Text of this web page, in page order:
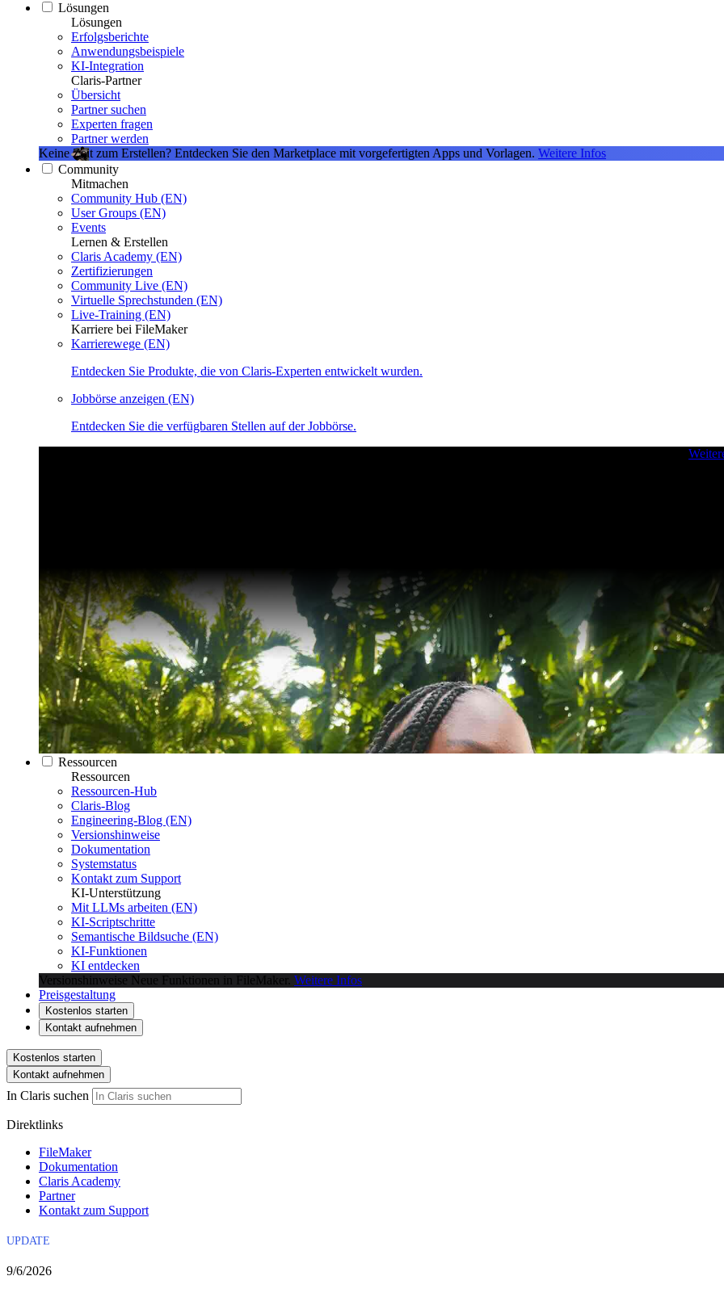
Lösungen
Lösungen
Erfolgsberichte
Anwendungsbeispiele
KI-Integration
Claris-Partner
Übersicht
Partner suchen
Experten fragen
Partner werden
Keine Zeit zum Erstellen? Entdecken Sie den Marketplace mit vorgefertigten Apps und Vorlagen. Weitere Infos
Community
Mitmachen
Community Hub (EN)
User Groups (EN)
Events
Lernen & Erstellen
Claris Academy (EN)
Zertifizierungen
Community Live (EN)
Virtuelle Sprechstunden (EN)
Live-Training (EN)
Karriere bei FileMaker
Karrierewege (EN)
Entdecken Sie Produkte, die von Claris-Experten entwickelt wurden.
Jobbörse anzeigen (EN)
Entdecken Sie die verfügbaren Stellen auf der Jobbörse.
Ressourcen
Ressourcen
Ressourcen-Hub
Claris-Blog
Engineering-Blog (EN)
Versionshinweise
Dokumentation
Systemstatus
Kontakt zum Support
KI-Unterstützung
Mit LLMs arbeiten (EN)
KI-Scriptschritte
Semantische Bildsuche (EN)
KI-Funktionen
KI entdecken
Versionshinweise Neue Funktionen in FileMaker. Weitere Infos
Preisgestaltung
Kostenlos starten
Kontakt aufnehmen
Kostenlos starten
Kontakt aufnehmen
In Claris suchen
Direktlinks
FileMaker
Dokumentation
Claris Academy
Partner
Kontakt zum Support
UPDATE
9/6/2026